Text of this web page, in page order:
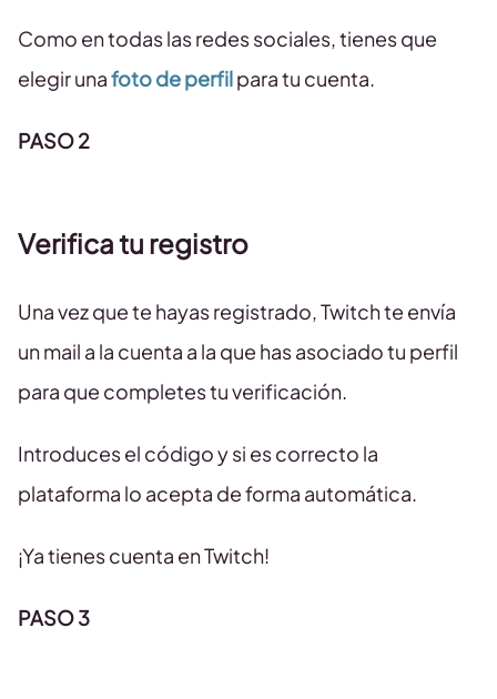
Como en todas las redes sociales, tienes que
elegir unafoto de perfilpara tu cuenta.
PASO 2
Verifica tu registro
Una vez que te hayas registrado, Twitch te envía
un mail a la cuenta a la que has asociado tu perfil
para que completes tu verificación.
Introduces el código y si es correcto la
plataforma lo acepta de forma automática.
¡Ya tienes cuenta en Twitch!
PASO 3